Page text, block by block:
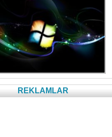
REKLAMLAR